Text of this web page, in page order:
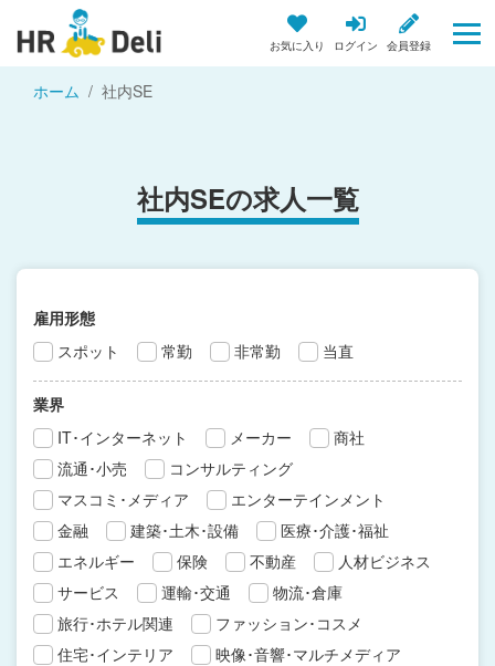
お気に入り ログイン 会員登録
ホーム 社内SE
社内SEの求人一覧
雇用形態
スポット
常勤 非常勤 当直
業界
IT･インターネット
メーカー
商社
流通･小売
コンサルティング
マスコミ･メディア
エンターテインメント
金融
建築･土木･設備
医療･介護･福祉
エネルギー
保険 不動産
人材ビジネス
サービス
運輸･交通
物流･倉庫
旅行･ホテル関連
ファッション･コスメ
住宅･インテリア
映像･音響･マルチメディア